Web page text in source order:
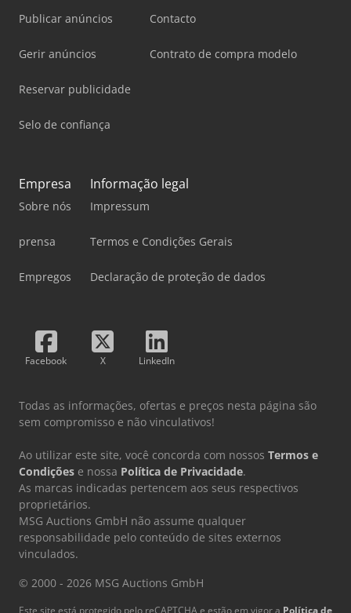
Publicar anúncios
Gerir anúncios
Reservar publicidade
Selo de confiança
Contacto
Contrato de compra modelo
Empresa
Sobre nós
prensa
Empregos
Informação legal
Impressum
Termos e Condições Gerais
Declaração de proteção de dados
Facebook X LinkedIn
Todas as informações, ofertas e preços nesta página são
sem compromisso e não vinculativos!
Ao utilizar este site, você concorda com nossos Termos e
Condições e nossa Política de Privacidade.
As marcas indicadas pertencem aos seus respectivos
proprietários.
MSG Auctions GmbH não assume qualquer
responsabilidade pelo conteúdo de sites externos
vinculados.
© 2000 - 2026 MSG Auctions GmbH